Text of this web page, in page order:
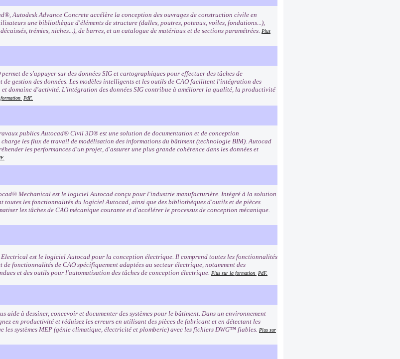
Autodesk Advance Concrete accélère la conception des ouvrages de construction civile en
une bibliothèque d'éléments de structure (dalles, poutres, poteaux, voiles, fondations...),
trémies, niches...), de barres, et un catalogue de matériaux et de sections paramétrées. Plus
de s'appuyer sur des données SIG et cartographiques pour effectuer des tâches de
gestion des données. Les modèles intelligents et les outils de CAO facilitent l'intégration des
et domaine d'activité. L'intégration des données SIG contribue à améliorer la qualité, la productivité
PdF.
publics Autocad® Civil 3D® est une solution de documentation et de conception
les flux de travail de modélisation des informations du bâtiment (technologie BIM). Autocad
les performances d'un projet, d'assurer une plus grande cohérence dans les données et
Mechanical est le logiciel Autocad conçu pour l'industrie manufacturière. Intégré à la solution
les fonctionnalités du logiciel Autocad, ainsi que des bibliothèques d'outils et de pièces
les tâches de CAO mécanique courante et d'accélérer le processus de conception mécanique.
est le logiciel Autocad pour la conception électrique. Il comprend toutes les fonctionnalités
fonctionnalités de CAO spécifiquement adaptées au secteur électrique, notamment des
et des outils pour l'automatisation des tâches de conception électrique. Plus sur la formation PdF.
aide à dessiner, concevoir et documenter des systèmes pour le bâtiment. Dans un environnement
en productivité et réduisez les erreurs en utilisant des pièces de fabricant et en détectant les
les systèmes MEP (génie climatique, électricité et plomberie) avec les fichiers DWG™ fiables. Plus sur